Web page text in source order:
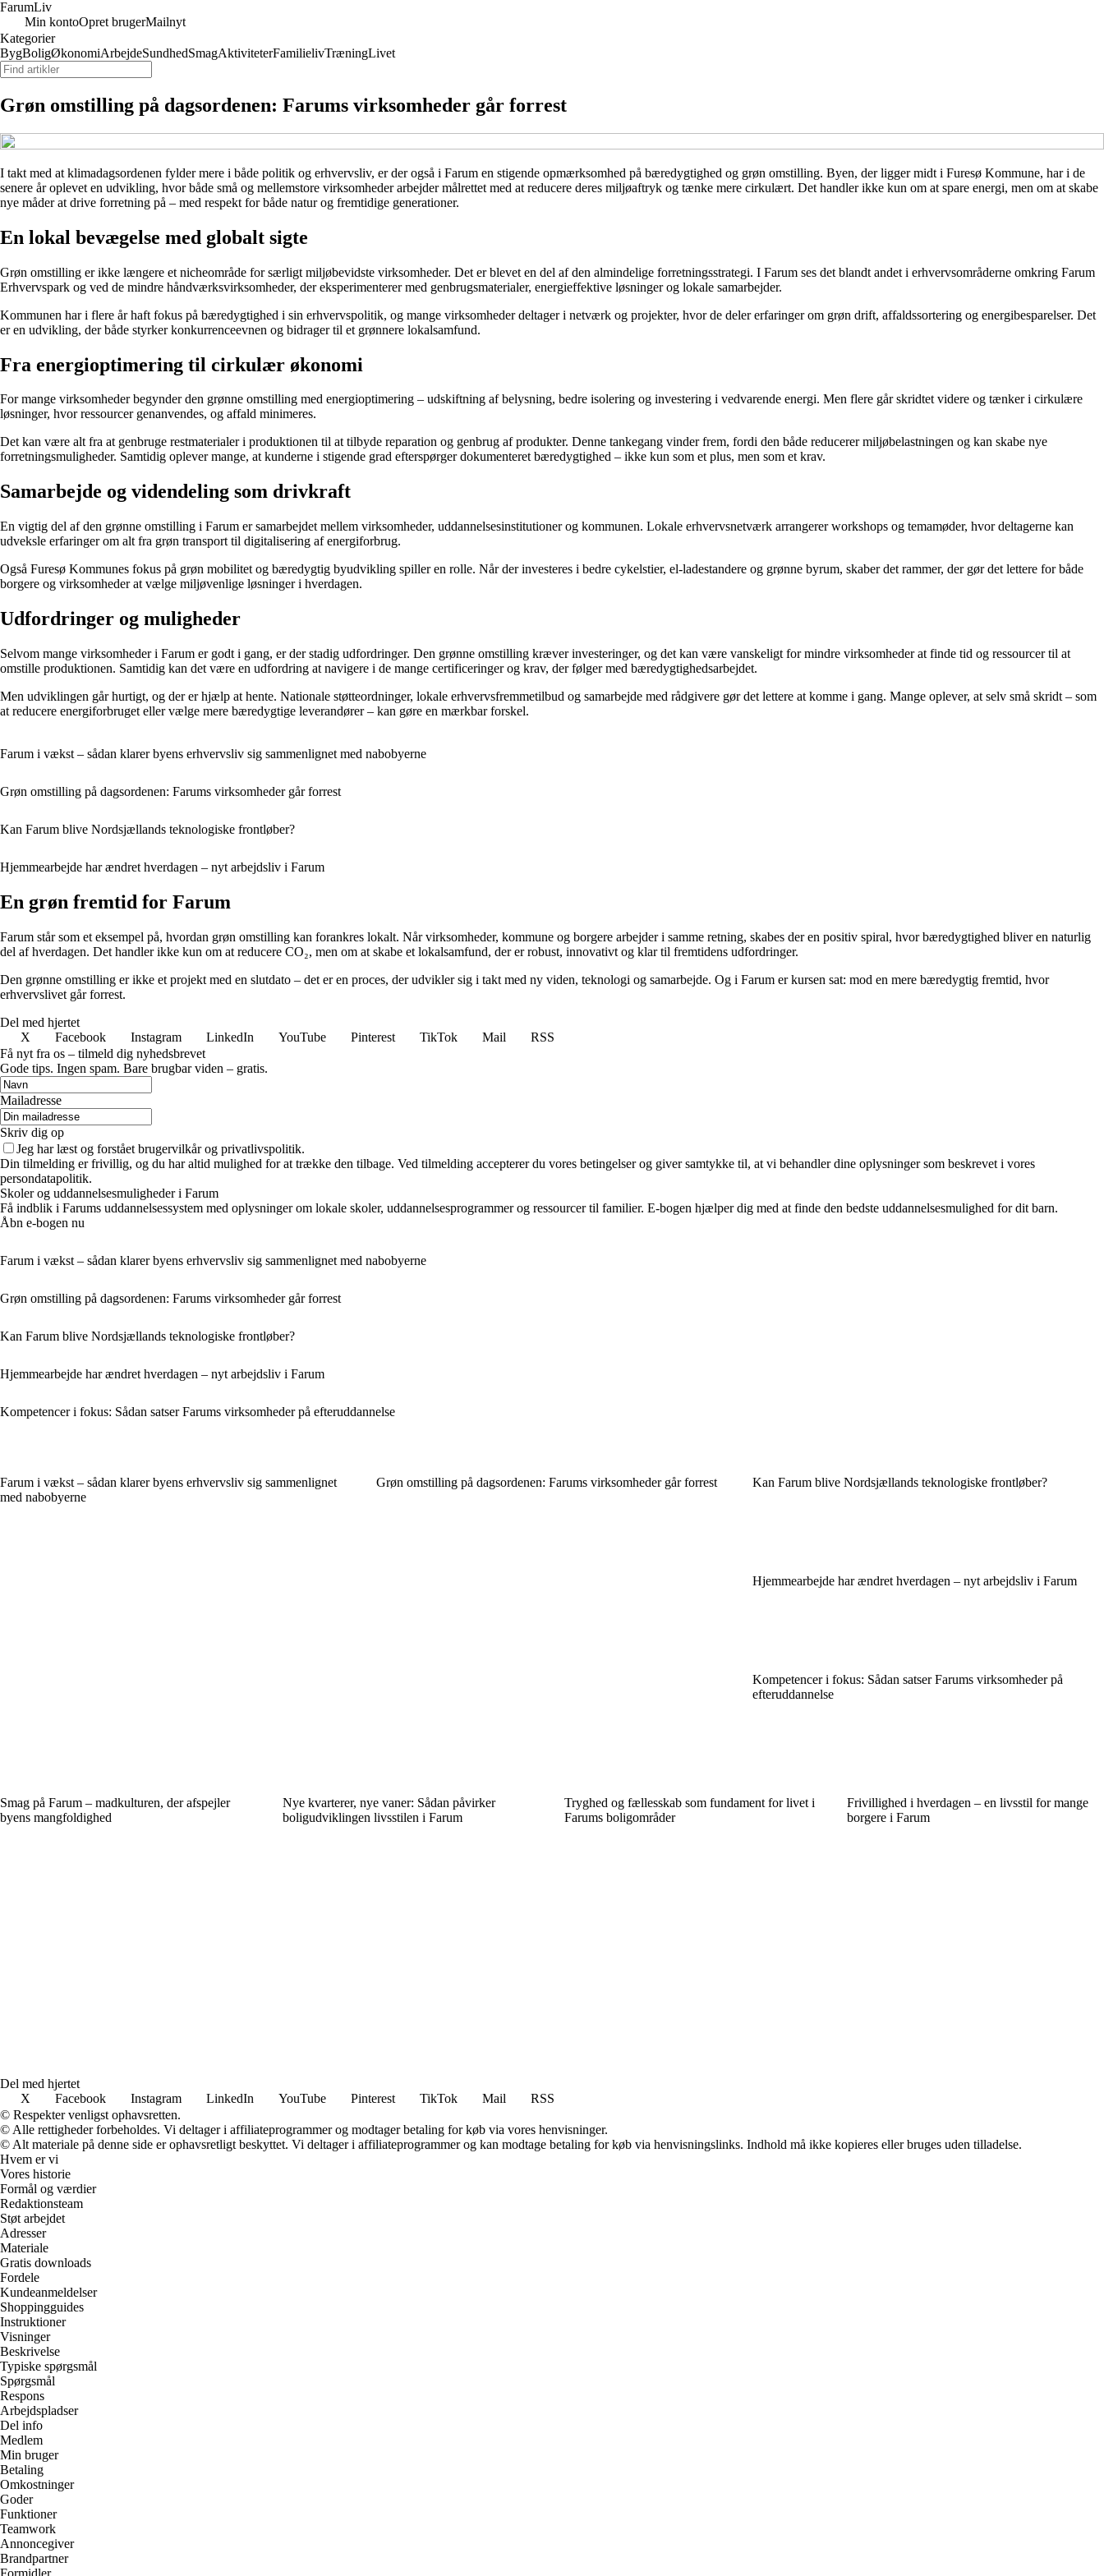
FarumLiv
Min kontoOpret brugerMailnyt
Kategorier
BygBoligØkonomiArbejdeSundhedSmagAktiviteterFamilielivTræningLivet
Grøn omstilling på dagsordenen: Farums virksomheder går forrest
I takt med at klimadagsordenen fylder mere i både politik og erhvervsliv, er der også i Farum en stigende opmærksomhed på bæredygtighed og grøn omstilling. Byen, der ligger midt i Furesø Kommune, har i de
senere år oplevet en udvikling, hvor både små og mellemstore virksomheder arbejder målrettet med at reducere deres miljøaftryk og tænke mere cirkulært. Det handler ikke kun om at spare energi, men om at skabe
nye måder at drive forretning på – med respekt for både natur og fremtidige generationer.
En lokal bevægelse med globalt sigte
Grøn omstilling er ikke længere et nicheområde for særligt miljøbevidste virksomheder. Det er blevet en del af den almindelige forretningsstrategi. I Farum ses det blandt andet i erhvervsområderne omkring Farum
Erhvervspark og ved de mindre håndværksvirksomheder, der eksperimenterer med genbrugsmaterialer, energieffektive løsninger og lokale samarbejder.
Kommunen har i flere år haft fokus på bæredygtighed i sin erhvervspolitik, og mange virksomheder deltager i netværk og projekter, hvor de deler erfaringer om grøn drift, affaldssortering og energibesparelser. Det
er en udvikling, der både styrker konkurrenceevnen og bidrager til et grønnere lokalsamfund.
Fra energioptimering til cirkulær økonomi
For mange virksomheder begynder den grønne omstilling med energioptimering – udskiftning af belysning, bedre isolering og investering i vedvarende energi. Men flere går skridtet videre og tænker i cirkulære
løsninger, hvor ressourcer genanvendes, og affald minimeres.
Det kan være alt fra at genbruge restmaterialer i produktionen til at tilbyde reparation og genbrug af produkter. Denne tankegang vinder frem, fordi den både reducerer miljøbelastningen og kan skabe nye
forretningsmuligheder. Samtidig oplever mange, at kunderne i stigende grad efterspørger dokumenteret bæredygtighed – ikke kun som et plus, men som et krav.
Samarbejde og videndeling som drivkraft
En vigtig del af den grønne omstilling i Farum er samarbejdet mellem virksomheder, uddannelsesinstitutioner og kommunen. Lokale erhvervsnetværk arrangerer workshops og temamøder, hvor deltagerne kan
udveksle erfaringer om alt fra grøn transport til digitalisering af energiforbrug.
Også Furesø Kommunes fokus på grøn mobilitet og bæredygtig byudvikling spiller en rolle. Når der investeres i bedre cykelstier, el-ladestandere og grønne byrum, skaber det rammer, der gør det lettere for både
borgere og virksomheder at vælge miljøvenlige løsninger i hverdagen.
Udfordringer og muligheder
Selvom mange virksomheder i Farum er godt i gang, er der stadig udfordringer. Den grønne omstilling kræver investeringer, og det kan være vanskeligt for mindre virksomheder at finde tid og ressourcer til at
omstille produktionen. Samtidig kan det være en udfordring at navigere i de mange certificeringer og krav, der følger med bæredygtighedsarbejdet.
Men udviklingen går hurtigt, og der er hjælp at hente. Nationale støtteordninger, lokale erhvervsfremmetilbud og samarbejde med rådgivere gør det lettere at komme i gang. Mange oplever, at selv små skridt – som
at reducere energiforbruget eller vælge mere bæredygtige leverandører – kan gøre en mærkbar forskel.
Farum i vækst – sådan klarer byens erhvervsliv sig sammenlignet med nabobyerne
Grøn omstilling på dagsordenen: Farums virksomheder går forrest
Kan Farum blive Nordsjællands teknologiske frontløber?
Hjemmearbejde har ændret hverdagen – nyt arbejdsliv i Farum
En grøn fremtid for Farum
Farum står som et eksempel på, hvordan grøn omstilling kan forankres lokalt. Når virksomheder, kommune og borgere arbejder i samme retning, skabes der en positiv spiral, hvor bæredygtighed bliver en naturlig
del af hverdagen. Det handler ikke kun om at reducere CO₂, men om at skabe et lokalsamfund, der er robust, innovativt og klar til fremtidens udfordringer.
Den grønne omstilling er ikke et projekt med en slutdato – det er en proces, der udvikler sig i takt med ny viden, teknologi og samarbejde. Og i Farum er kursen sat: mod en mere bæredygtig fremtid, hvor
erhvervslivet går forrest.
Del med hjertet
X
Facebook Instagram LinkedIn YouTube Pinterest TikTok Mail
RSS
Få nyt fra os – tilmeld dig nyhedsbrevet
Gode tips. Ingen spam. Bare brugbar viden – gratis.
Mailadresse
Skriv dig op
Jeg har læst og forstået brugervilkår og privatlivspolitik.
Din tilmelding er frivillig, og du har altid mulighed for at trække den tilbage. Ved tilmelding accepterer du vores betingelser og giver samtykke til, at vi behandler dine oplysninger som beskrevet i vores
persondatapolitik.
Skoler og uddannelsesmuligheder i Farum
Få indblik i Farums uddannelsessystem med oplysninger om lokale skoler, uddannelsesprogrammer og ressourcer til familier. E-bogen hjælper dig med at finde den bedste uddannelsesmulighed for dit barn.
Åbn e-bogen nu
Farum i vækst – sådan klarer byens erhvervsliv sig sammenlignet med nabobyerne
Grøn omstilling på dagsordenen: Farums virksomheder går forrest
Kan Farum blive Nordsjællands teknologiske frontløber?
Hjemmearbejde har ændret hverdagen – nyt arbejdsliv i Farum
Kompetencer i fokus: Sådan satser Farums virksomheder på efteruddannelse
Farum i vækst – sådan klarer byens erhvervsliv sig sammenlignet
med nabobyerne
Grøn omstilling på dagsordenen: Farums virksomheder går forrest Kan Farum blive Nordsjællands teknologiske frontløber?
Hjemmearbejde har ændret hverdagen – nyt arbejdsliv i Farum
Kompetencer i fokus: Sådan satser Farums virksomheder på
efteruddannelse
Smag på Farum – madkulturen, der afspejler
byens mangfoldighed
Nye kvarterer, nye vaner: Sådan påvirker
boligudviklingen livsstilen i Farum
Tryghed og fællesskab som fundament for livet i
Farums boligområder
Frivillighed i hverdagen – en livsstil for mange
borgere i Farum
Del med hjertet
X
Facebook Instagram LinkedIn YouTube Pinterest TikTok Mail
RSS
© Respekter venligst ophavsretten.
© Alle rettigheder forbeholdes. Vi deltager i affiliateprogrammer og modtager betaling for køb via vores henvisninger.
© Alt materiale på denne side er ophavsretligt beskyttet. Vi deltager i affiliateprogrammer og kan modtage betaling for køb via henvisningslinks. Indhold må ikke kopieres eller bruges uden tilladelse.
Hvem er vi
Vores historie
Formål og værdier
Redaktionsteam
Støt arbejdet
Adresser
Materiale
Gratis downloads
Fordele
Kundeanmeldelser
Shoppingguides
Instruktioner
Visninger
Beskrivelse
Typiske spørgsmål
Spørgsmål
Respons
Arbejdspladser
Del info
Medlem
Min bruger
Betaling
Omkostninger
Goder
Funktioner
Teamwork
Annoncegiver
Brandpartner
Formidler